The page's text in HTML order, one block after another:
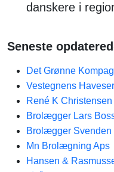
danskere i
Seneste
Det Grønne
Vestegnens
René K Christensen
Brolægger Lars
Brolægger Svenden
Mn Brolægning Aps
Hansen &